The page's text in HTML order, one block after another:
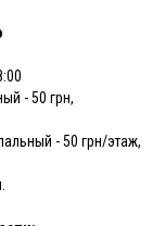
- 50 грн,
- 50 грн/этаж,